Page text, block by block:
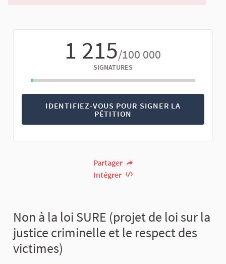
1 215/100 000
SIGNATURES
IDENTIFIEZ-VOUS POUR SIGNER LA
PÉTITION
Partager
Intégrer
Non à la loi SURE (projet de loi sur la
justice criminelle et le respect des
victimes)